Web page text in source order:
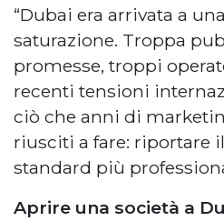
“Dubai era arrivata a
saturazione. Troppa
promesse, troppi
recenti tensioni
ciò che anni di
riusciti a fare: riportare
standard più
Aprire una società a